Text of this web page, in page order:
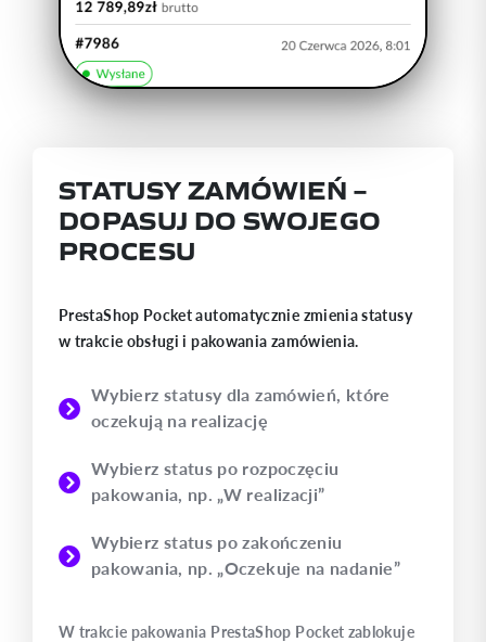
STATUSY ZAMÓWIEŃ –
DOPASUJ DO SWOJEGO
PROCESU
PrestaShop Pocket automatycznie zmienia statusy
w trakcie obsługi i pakowania zamówienia.
Wybierz statusy dla zamówień, które
oczekują na realizację
Wybierz status po rozpoczęciu
pakowania, np. „W realizacji”
Wybierz status po zakończeniu
pakowania, np. „Oczekuje na nadanie”
W trakcie pakowania PrestaShop Pocket zablokuje